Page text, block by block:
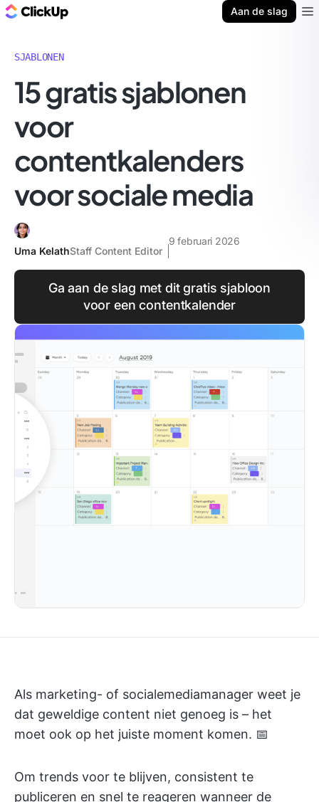
Aan de slag
SJABLONEN
15 gratis sjablonen
voor
contentkalenders
voor sociale media
Uma KelathStaff Content Editor
9 februari 2026
Ga aan de slag met dit gratis sjabloon
voor een contentkalender
Als marketing- of socialemediamanager weet je
dat geweldige content niet genoeg is – het
moet ook op het juiste moment komen. 📅
Om trends voor te blijven, consistent te
publiceren en snel te reageren wanneer de